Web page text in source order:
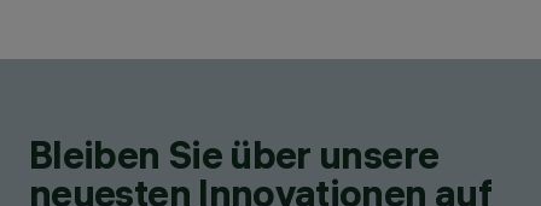
Bleiben Sie über unsere
neuesten Innovationen auf